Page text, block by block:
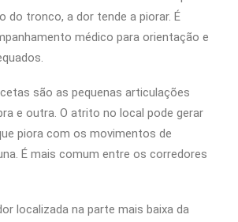
do tronco, a dor tende a piorar. É
médico para orientação e
são as pequenas articulações
e outra. O atrito no local pode gerar
piora com os movimentos de
É mais comum entre os corredores
localizada na parte mais baixa da